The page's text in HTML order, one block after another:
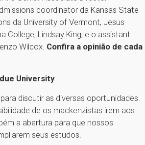
coordinator da Kansas State
da University of Vermont, Jesus
College, Lindsay King; e o assistant
Wilcox. Confira a opinião de cada
University
discutir as diversas oportunidades.
de os mackenzistas irem aos
a abertura para que nossos
seus estudos.